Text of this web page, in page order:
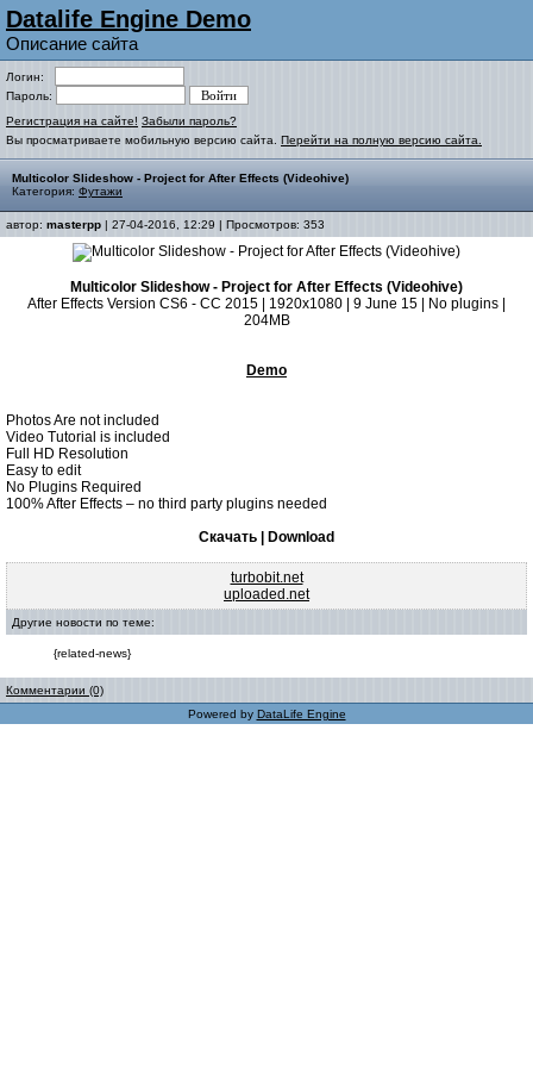
Datalife Engine Demo
Описание сайта
Логин:
Пароль:
Регистрация на сайте! Забыли пароль?
Вы просматриваете мобильную версию сайта. Перейти на полную версию сайта.
Multicolor Slideshow - Project for After Effects (Videohive)
Категория: Футажи
автор: masterpp | 27-04-2016, 12:29 | Просмотров: 353
Multicolor Slideshow - Project for After Effects (Videohive)
After Effects Version CS6 - CC 2015 | 1920x1080 | 9 June 15 | No plugins |
204MB
Demo
Photos Are not included
Video Tutorial is included
Full HD Resolution
Easy to edit
No Plugins Required
100% After Effects – no third party plugins needed
Скачать | Download
turbobit.net
uploaded.net
Другие новости по теме:
{related-news}
Комментарии (0)
Powered by DataLife Engine